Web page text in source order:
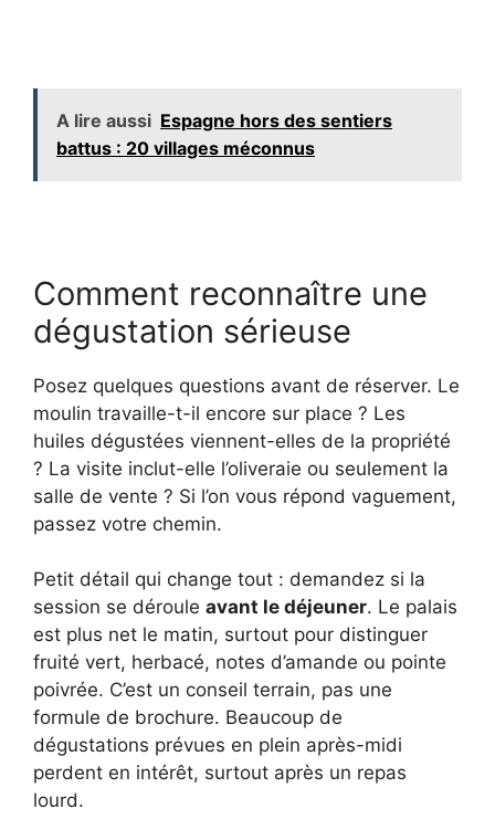
A lire aussi Espagne hors des sentiers
battus : 20 villages méconnus
Comment reconnaître une
dégustation sérieuse
Posez quelques questions avant de réserver. Le
moulin travaille-t-il encore sur place ? Les
huiles dégustées viennent-elles de la propriété
? La visite inclut-elle l’oliveraie ou seulement la
salle de vente ? Si l’on vous répond vaguement,
passez votre chemin.
Petit détail qui change tout : demandez si la
session se déroule avant le déjeuner. Le palais
est plus net le matin, surtout pour distinguer
fruité vert, herbacé, notes d’amande ou pointe
poivrée. C’est un conseil terrain, pas une
formule de brochure. Beaucoup de
dégustations prévues en plein après-midi
perdent en intérêt, surtout après un repas
lourd.